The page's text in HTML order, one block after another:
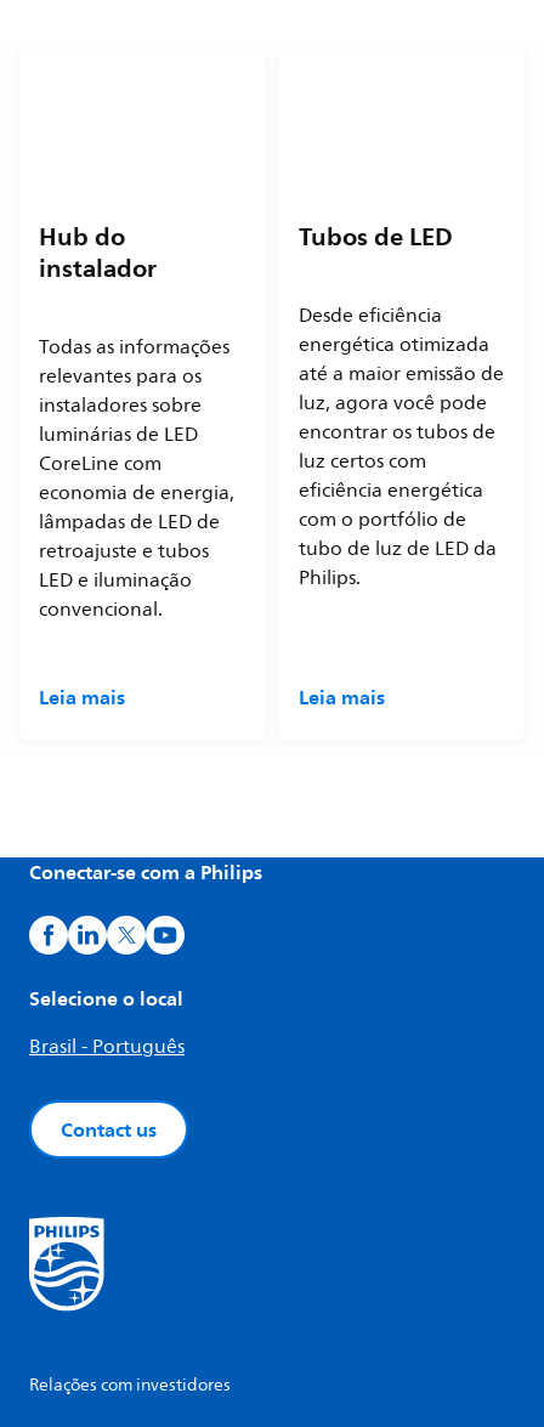
Hub do
instalador
Todas as informações
relevantes para os
instaladores sobre
luminárias de LED
CoreLine com
economia de energia,
lâmpadas de LED de
retroajuste e tubos
LED e iluminação
convencional.
Leia mais
Tubos de LED
Desde eficiência
energética otimizada
até a maior emissão de
luz, agora você pode
encontrar os tubos de
luz certos com
eficiência energética
com o portfólio de
tubo de luz de LED da
Philips.
Leia mais
Conectar-se com a Philips
Selecione o local
Brasil - Português
Contact us
Relações com investidores